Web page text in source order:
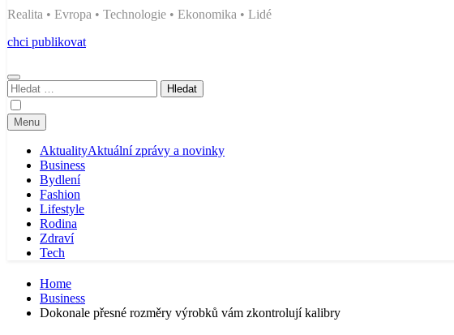
Realita • Evropa • Technologie • Ekonomika • Lidé
chci publikovat
Vyhledávání
Menu
AktualityAktuální zprávy a novinky
Business
Bydlení
Fashion
Lifestyle
Rodina
Zdraví
Tech
Home
Business
Dokonale přesné rozměry výrobků vám zkontrolují kalibry